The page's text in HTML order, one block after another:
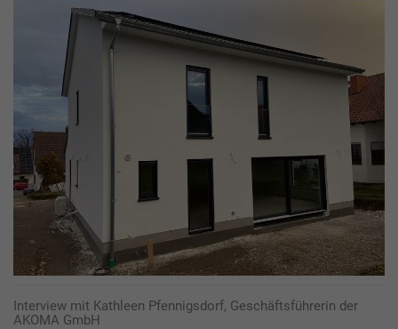
Interview mit Kathleen Pfennigsdorf, Geschäftsführerin der
AKOMA GmbH